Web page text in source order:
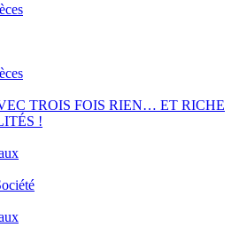
TROIS FOIS RIEN… ET RICHE
!